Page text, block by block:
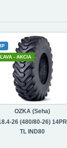
OZKA (Seha)
26 (480/80-26) 14PR
TL IND80
- AKCIA